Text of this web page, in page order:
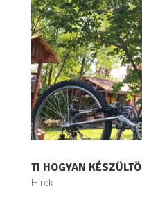
TI HOGYAN
Hírek